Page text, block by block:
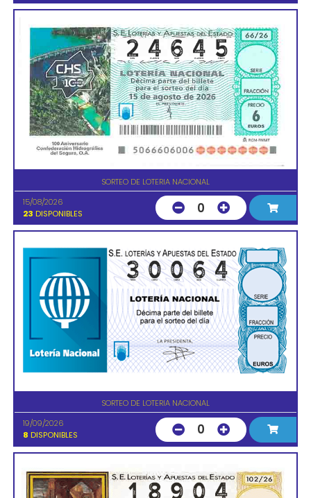
SORTEO DE LOTERIA NACIONAL
15/08/2026
23 DISPONIBLES 0
SORTEO DE LOTERIA NACIONAL
19/09/2026
8 DISPONIBLES 0